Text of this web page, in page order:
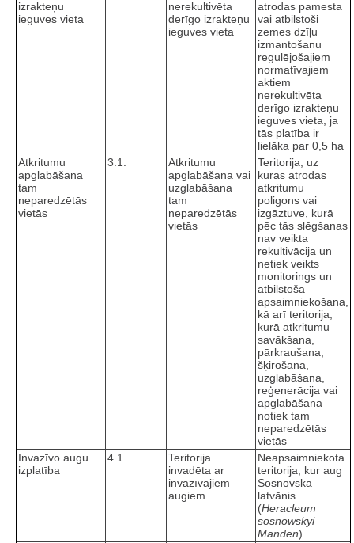
izrakteņu
ieguves vieta
nerekultivēta
derīgo izrakteņu
ieguves vieta
atrodas pamesta
vai atbilstoši
zemes dzīļu
izmantošanu
regulējošajiem
normatīvajiem
aktiem
nerekultivēta
derīgo izrakteņu
ieguves vieta, ja
tās platība ir
lielāka par 0,5 ha
Atkritumu
apglabāšana
tam
neparedzētās
vietās
3.1.
Atkritumu
apglabāšana vai
uzglabāšana
tam
neparedzētās
vietās
Teritorija, uz
kuras atrodas
atkritumu
poligons vai
izgāztuve, kurā
pēc tās slēgšanas
nav veikta
rekultivācija un
netiek veikts
monitorings un
atbilstoša
apsaimniekošana,
kā arī teritorija,
kurā atkritumu
savākšana,
pārkraušana,
šķirošana,
uzglabāšana,
reģenerācija vai
apglabāšana
notiek tam
neparedzētās
vietās
Invazīvo augu
izplatība
4.1.
Teritorija
invadēta ar
invazīvajiem
augiem
Neapsaimniekota
teritorija, kur aug
Sosnovska
latvānis
(Heracleum
sosnowskyi
Manden)